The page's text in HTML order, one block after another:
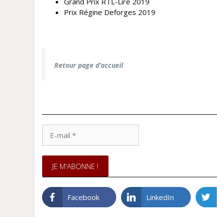
Prix Régine Deforges 2019
Retour page d’accueil
mail
*
Facebook LinkedIn